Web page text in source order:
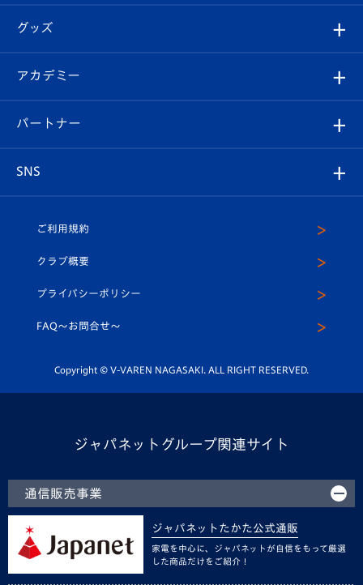
チケット
イベント
メディア
ホームタウン
スタッフプロフィール
マスコット紹介
平和祈念活動
ホームタウン活動
はじめての観戦ガイド
Revive Team
ヴィヴィくんの長崎おもてなしガイド
フォトギャラリー
スタジアムグルメ
チケット
V-LOVERS（ファンクラブ）
プレイヤーズスイート
グッズ
オンラインショップ
店舗情報
アカデミー
育成からのお知らせ
U-18
スクール
パートナー
SNS
ヴィヴィくんインスタグラム
公式LINE＠
ご利用規約
クラブ概要
プライバシーポリシー
FAQ〜お問合せ〜
Copyright © V-VAREN NAGASAKI. ALL RIGHT RESERVED.
ジャパネットグループ関連サイト
通信販売事業
ジャパネットたかた公式通販
家電を中心に、ジャパネットが自信をもって厳選
した商品だけをご紹介！